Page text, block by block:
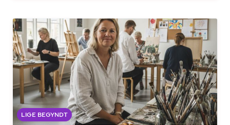
LIGE BEGYNDT